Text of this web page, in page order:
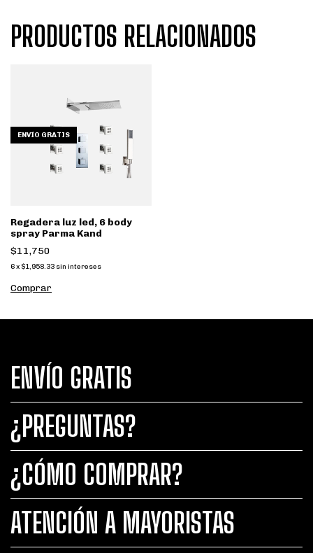
PRODUCTOS RELACIONADOS
ENVÍO GRATIS
Regadera luz led, 6 body
spray Parma Kand
$11,750
6x $1,958.33 sin intereses
ENVÍO GRATIS
¿PREGUNTAS?
¿CÓMO COMPRAR?
ATENCIÓN A MAYORISTAS